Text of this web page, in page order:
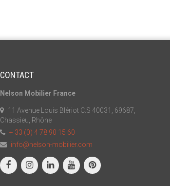
CONTACT
Nelson Mobilier France
11 Avenue Louis Blériot C.S 40031, 69687,
Chassieu, Rhône
+ 33 (0) 4 78 90 15 60
info@nelson-mobilier.com